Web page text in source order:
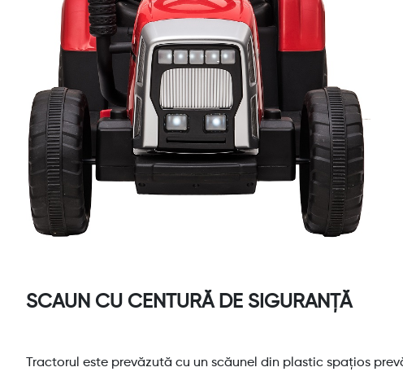
SCAUN CU CENTURĂ DE SIGURANȚĂ
Tractorul este prevăzută cu un scăunel din plastic spațios